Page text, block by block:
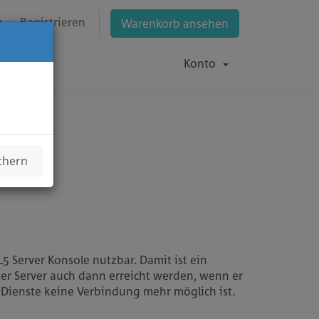
Registrieren Warenkorb ansehen
Konto
Server Konsole nutzbar. Damit ist ein
Server auch dann erreicht werden, wenn er
keine Verbindung mehr möglich ist.